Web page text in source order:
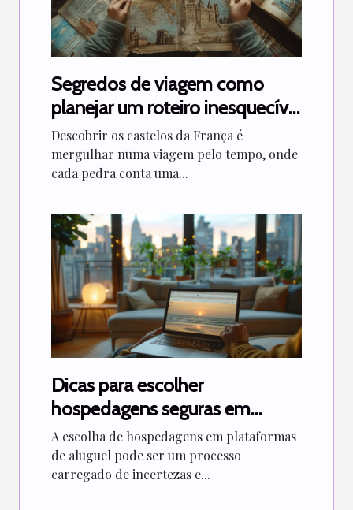
Segredos de viagem como
planejar um roteiro inesquecível
pelos castelos da França
Descobrir os castelos da França é
mergulhar numa viagem pelo tempo, onde
cada pedra conta uma...
Dicas para escolher
hospedagens seguras em
plataformas de aluguel
A escolha de hospedagens em plataformas
de aluguel pode ser um processo
carregado de incertezas e...